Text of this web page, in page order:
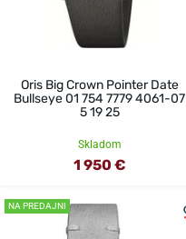
Oris Big Crown Pointer Date
Bullseye 01 754 7779 4061-07
5 19 25
Skladom
1 950 €
NA PREDAJNI